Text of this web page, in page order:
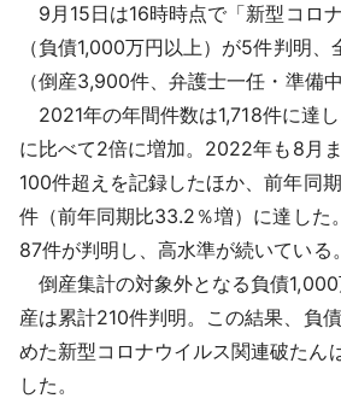
よくあるご質問
English
9月15日は16時時点で「新型コロ
（負債1,000万円以上）が5件判明
（倒産3,900件、弁護士一任・準備
2021年の年間件数は1,718件に達
に比べて2倍に増加。2022年も8月
100件超えを記録したほか、前年同
件（前年同期比33.2％増）に達した
87件が判明し、高水準が続いている。
倒産集計の対象外となる負債
産は累計210件判明。この結果、負
めた新型コロナウイルス関連破たん
した。